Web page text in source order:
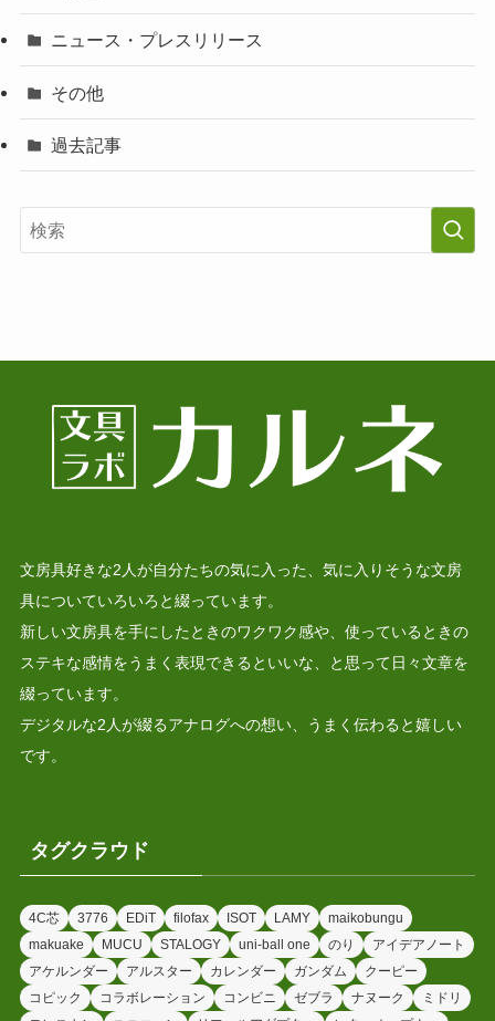
ニュース・プレスリリース
その他
過去記事
文房具好きな2人が自分たちの気に入った、気に入りそうな文房
具についていろいろと綴っています。
新しい文房具を手にしたときのワクワク感や、使っているときの
ステキな感情をうまく表現できるといいな、と思って日々文章を
綴っています。
デジタルな2人が綴るアナログへの想い、うまく伝わると嬉しい
です。
タグクラウド
4C芯 3776 EDiT filofax ISOT LAMY
maikobungu
makuake
MUCU STALOGY uni-ball one のり
アイデアノート
アケルンダー
アルスター カレンダー ガンダム
クーピー
コピック
コラボレーション コンビニ ゼブラ ナヌーク
ミドリ